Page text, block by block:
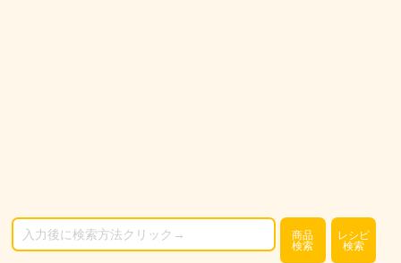
商品
検索
レシピ
検索